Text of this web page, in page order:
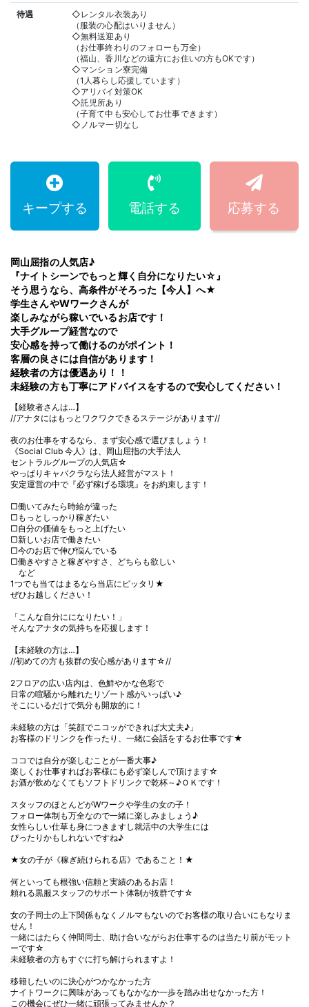
待遇
◇レンタル衣装あり
（服装の心配はいりません）
◇無料送迎あり
（お仕事終わりのフォローも万全）
（福山、香川などの遠方にお住いの方もOKです）
◇マンション寮完備
（1人暮らし応援しています）
◇アリバイ対策OK
◇託児所あり
（子育て中も安心してお仕事できます）
◇ノルマ一切なし
キープする 電話する 応募する
岡山屈指の人気店♪
『ナイトシーンでもっと輝く自分になりたい☆』
そう思うなら、高条件がそろった【今人】へ★
学生さんやWワークさんが
楽しみながら稼いでいるお店です！
大手グループ経営なので
安心感を持って働けるのがポイント！
客層の良さには自信があります！
経験者の方は優遇あり！！
未経験の方も丁寧にアドバイスをするので安心してください！
【経験者さんは…】
//アナタにはもっとワクワクできるステージがあります//
夜のお仕事をするなら、まず安心感で選びましょう！
《Social Club 今人》は、岡山屈指の大手法人
セントラルグループの人気店☆
やっぱりキャバクラなら法人経営がマスト！
安定運営の中で『必ず稼げる環境』をお約束します！
□働いてみたら時給が違った
□もっとしっかり稼ぎたい
□自分の価値をもっと上げたい
□新しいお店で働きたい
□今のお店で伸び悩んでいる
□働きやすさと稼ぎやすさ、どちらも欲しい
など
1つでも当てはまるなら当店にピッタリ★
ぜひお越しください！
「こんな自分にになりたい！」
そんなアナタの気持ちを応援します！
【未経験の方は…】
//初めての方も抜群の安心感があります☆//
2フロアの広い店内は、色鮮やかな色彩で
日常の喧騒から離れたリゾート感がいっぱい♪
そこにいるだけで気分も開放的に！
未経験の方は「笑顔でニコッができれば大丈夫♪」
お客様のドリンクを作ったり、一緒に会話をするお仕事です★
ココでは自分が楽しむことが一番大事♪
楽しくお仕事すればお客様にも必ず楽しんで頂けます☆
お酒が飲めなくてもソフトドリンクで乾杯～♪ＯＫです！
スタッフのほとんどがWワークや学生の女の子！
フォロー体制も万全なので一緒に楽しみましょう♪
女性らしい仕草も身につきますし就活中の大学生には
ぴったりかもしれないですね♪
★女の子が《稼ぎ続けられる店》であること！★
何といっても根強い信頼と実績のあるお店！
頼れる黒服スタッフのサポート体制が抜群です☆
女の子同士の上下関係もなくノルマもないのでお客様の取り合いにもなりま
せん！
一緒にはたらく仲間同士、助け合いながらお仕事するのは当たり前がモット
ーです☆
未経験者の方もすぐに打ち解けられますよ！
移籍したいのに決心がつかなかった方
ナイトワークに興味があってもなかなか一歩を踏み出せなかった方！
この機会にぜひ一緒に頑張ってみませんか？